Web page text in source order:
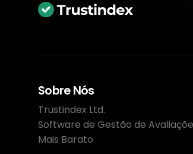
Sobre Nós
Trustindex Ltd.
Software de Gestão de
Mais Barato